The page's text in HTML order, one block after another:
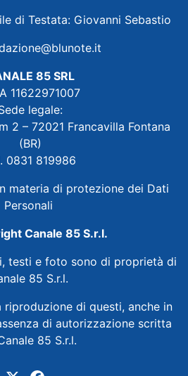
di Testata: Giovanni Sebastio
85 SRL
11622971007
legale:
2 – 72021 Francavilla Fontana
(BR)
0831 819986
materia di protezione dei Dati
Personali
Canale 85 S.r.l.
testi e foto sono di proprietà di
85 S.r.l.
riproduzione di questi, anche in
di autorizzazione scritta
85 S.r.l.